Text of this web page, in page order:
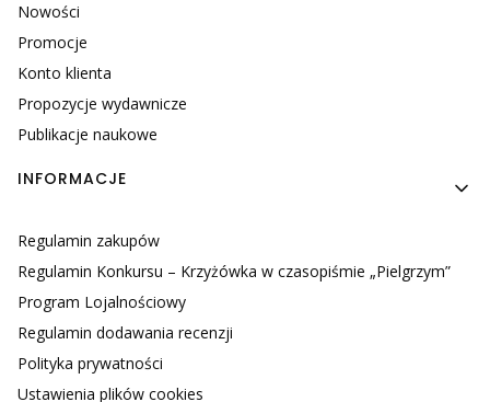
Nowości
Promocje
Konto klienta
Propozycje wydawnicze
Publikacje naukowe
INFORMACJE
Regulamin zakupów
Regulamin Konkursu – Krzyżówka w czasopiśmie „Pielgrzym”
Program Lojalnościowy
Regulamin dodawania recenzji
Polityka prywatności
Ustawienia plików cookies